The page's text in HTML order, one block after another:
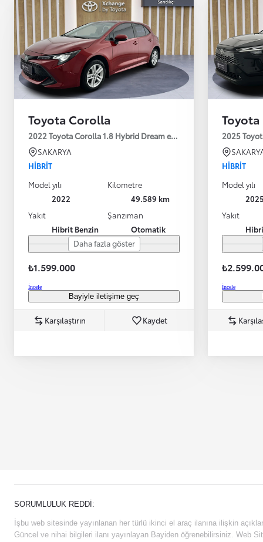
Toyota Corolla
2022 Toyota Corolla 1.8 Hybrid Dream e-CVT 122HP
SAKARYA
HIBRIT
Model yılı
2022
Kilometre
49.589 km
Yakıt
Hibrit Benzin
Şanzıman
Otomatik
Daha fazla göster
₺1.599.000
İncele
Bayiyle iletişime geç
Karşılaştırın Kaydet
2025
HIBRIT
Model yılı
2025
Yakıt
İncele
SORUMLULUK REDDI:
İşbu web sitesinde yayınlanan her türlü ikinci el araç ilanına ilişkin
Güncel ve nihai bilgileri ilanı yayınlayan Bayiden öğrenebilirsiniz. Web